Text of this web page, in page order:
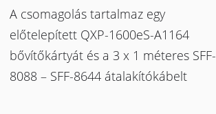
A csomagolás tartalmaz egy
előtelepített QXP-1600eS-A1164
bővítőkártyát és a 3 x 1 méteres SFF-
8088 – SFF-8644 átalakítókábelt